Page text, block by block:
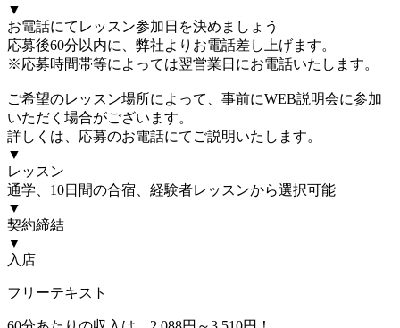
▼
お電話にてレッスン参加日を決めましょう
応募後60分以内に、弊社よりお電話差し上げます。
※応募時間帯等によっては翌営業日にお電話いたします。
ご希望のレッスン場所によって、事前にWEB説明会に参加
いただく場合がございます。
詳しくは、応募のお電話にてご説明いたします。
▼
レッスン
通学、10日間の合宿、経験者レッスンから選択可能
▼
契約締結
▼
入店
フリーテキスト